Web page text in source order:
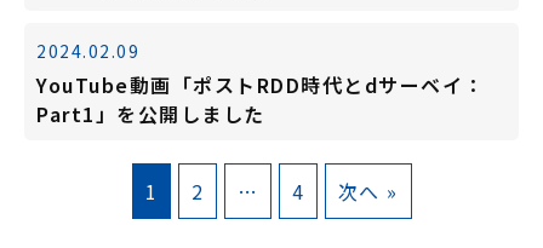
2024.02.09
YouTube動画「ポストRDD時代とdサーベイ：
Part1」を公開しました
1 2 … 4 次へ »